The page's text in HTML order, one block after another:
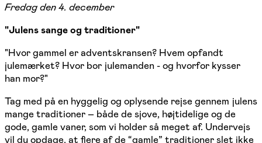
Fredag den 4. december
"Julens sange og traditioner"
"Hvor gammel er adventskransen? Hvem opfandt
julemærket? Hvor bor julemanden - og hvorfor kysser
han mor?"
Tag med på en hyggelig og oplysende rejse gennem julens
mange traditioner – både de sjove, højtidelige og de
gode, gamle vaner, som vi holder så meget af. Undervejs
vil du opdage, at flere af de “gamle” traditioner slet ikke